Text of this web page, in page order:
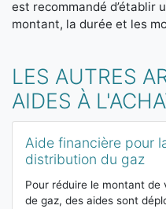
est recommandé d’établir
montant, la durée et les
LES AUTRES
AIDES À
Aide financière pour
distribution du gaz
Pour réduire le montant de
de gaz, des aides sont